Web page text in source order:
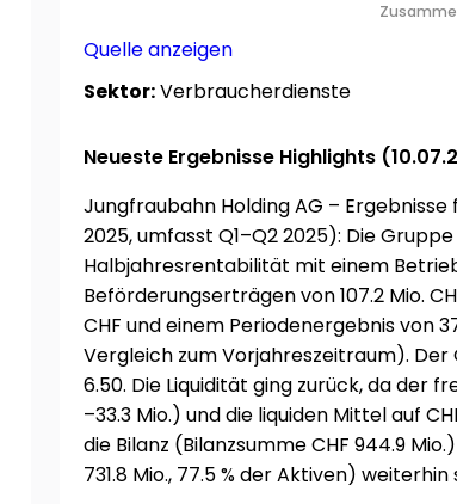
Quelle anzeigen
Sektor:Verbraucherdienste
Neueste Ergebnisse Highlights
Jungfraubahn Holding AG – Ergebnisse
2025, umfasst Q1–Q2 2025): Die
Halbjahresrentabilität mit einem
Beförderungserträgen von 107.2 Mio.
CHF und einem Periodenergebnis von
Vergleich zum Vorjahreszeitraum). Der
6.50. Die Liquidität ging zurück, da der
–33.3 Mio.) und die liquiden Mittel auf
die Bilanz (Bilanzsumme CHF 944.9
731.8 Mio., 77.5 % der Aktiven) weiterhin